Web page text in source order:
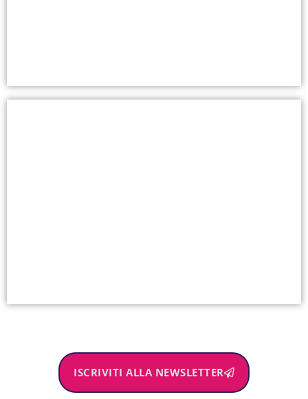
ISCRIVITI ALLA NEWSLETTER